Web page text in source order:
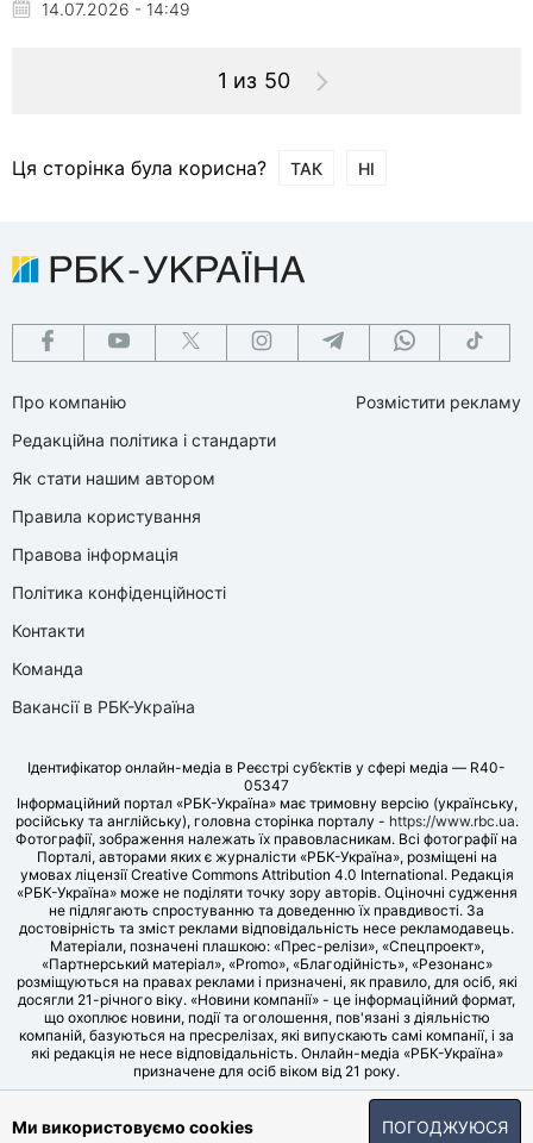
14.07.2026 - 14:49
1 из 50
Ця сторінка була корисна? ТАК НІ
Про компанію
Редакційна політика і стандарти
Як стати нашим автором
Правила користування
Правова інформація
Політика конфіденційності
Контакти
Команда
Вакансії в РБК-Україна
Розмістити рекламу
Ідентифікатор онлайн-медіа в Реєстрі суб’єктів у сфері медіа — R40-
05347
Інформаційний портал «РБК-Україна» має тримовну версію (українську,
російську та англійську), головна сторінка порталу - https://www.rbc.ua.
Фотографії, зображення належать їх правовласникам. Всі фотографії на
Порталі, авторами яких є журналісти «РБК-Україна», розміщені на
умовах ліцензії Creative Commons Attribution 4.0 International. Редакція
«РБК-Україна» може не поділяти точку зору авторів. Оціночні судження
не підлягають спростуванню та доведенню їх правдивості. За
достовірність та зміст реклами відповідальність несе рекламодавець.
Матеріали, позначені плашкою: «Прес-релізи», «Спецпроект»,
«Партнерський матеріал», «Promo», «Благодійність», «Резонанс»
розміщуються на правах реклами і призначені, як правило, для осіб, які
досягли 21-річного віку. «Новини компанії» - це інформаційний формат,
що охоплює новини, події та оголошення, пов'язані з діяльністю
компаній, базуються на пресрелізах, які випускають самі компанії, і за
які редакція не несе відповідальність. Онлайн-медіа «РБК-Україна»
призначене для осіб віком від 21 року.
© LLC «UBT MEDIA», 2006-2026.
Ми використовуємо cookies ПОГОДЖУЮСЯ